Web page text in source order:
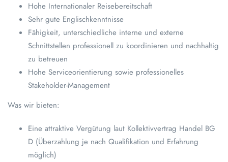
Hohe Internationaler Reisebereitschaft
Sehr gute Englischkenntnisse
Fähigkeit, unterschiedliche interne und externe
Schnittstellen professionell zu koordinieren und nachhaltig
zu betreuen
Hohe Serviceorientierung sowie professionelles
Stakeholder-Management
Was wir bieten:
Eine attraktive Vergütung laut Kollektivvertrag Handel BG
D (Überzahlung je nach Qualifikation und Erfahrung
möglich)